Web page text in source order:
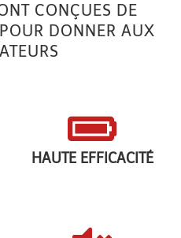
CONÇUES DE
DONNER AUX
HAUTE EFFICACITÉ